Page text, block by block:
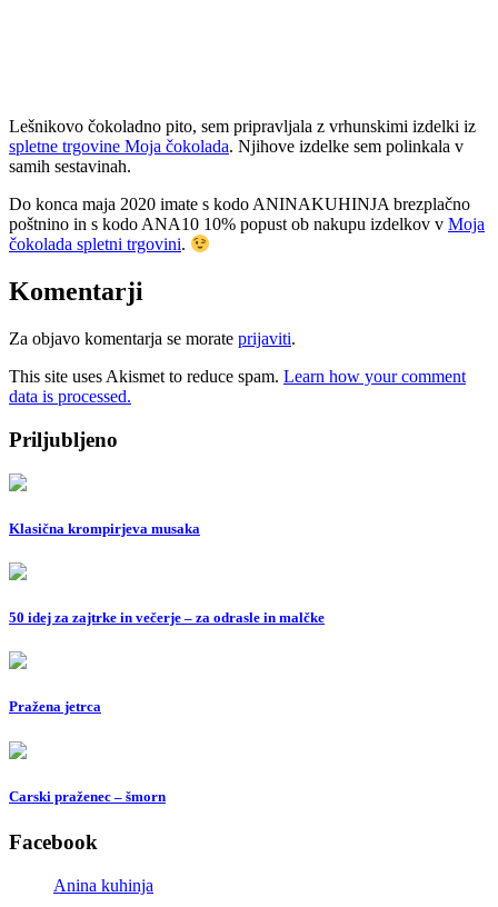
Lešnikovo čokoladno pito, sem pripravljala z vrhunskimi izdelki iz
spletne trgovine Moja čokolada. Njihove izdelke sem polinkala v
samih sestavinah.
Do konca maja 2020 imate s kodo ANINAKUHINJA brezplačno
poštnino in s kodo ANA10 10% popust ob nakupu izdelkov v Moja
čokolada spletni trgovini.
Komentarji
Za objavo komentarja se morate prijaviti.
This site uses Akismet to reduce spam. Learn how your comment
data is processed.
Priljubljeno
Klasična krompirjeva musaka
50 idej za zajtrke in večerje – za odrasle in malčke
Pražena jetrca
Carski praženec – šmorn
Facebook
Anina kuhinja